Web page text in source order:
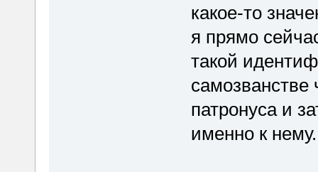
какое-то
я прямо
такой
самозванстве
патронуса и
именно к нему.